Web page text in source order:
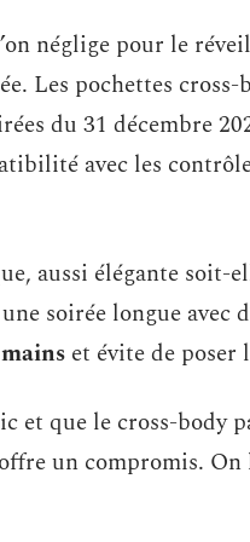
néglige pour le
Les pochettes
du 31 décembre
avec les
aussi élégante soit-
soirée longue avec
et évite de poser
et que le cross-body
un compromis.